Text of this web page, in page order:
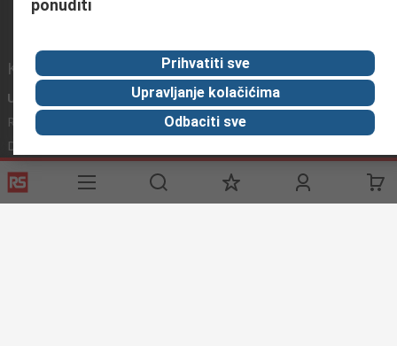
Korisne poveznice
Usluge
Registrirajte
Delivery
Payment
Export
O RS-u
Korporacija
Industrijska
Industrijska Zona
ponuditi
Prihvatiti sve
Upravljanje kolačićima
Odbaciti sve